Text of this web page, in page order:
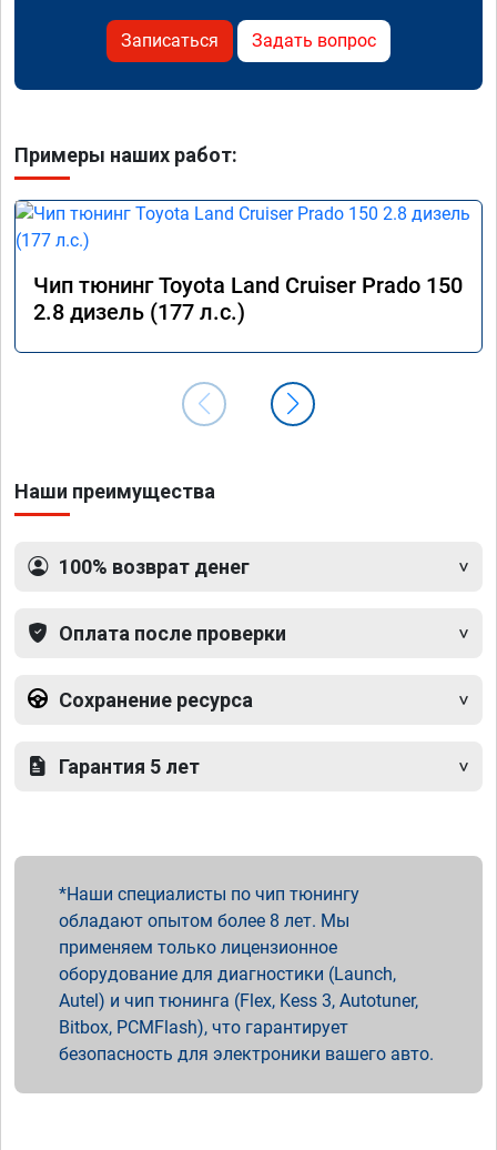
Записаться Задать вопрос
Примеры наших работ:
Чип тюнинг Toyota Land Cruiser Prado 150
2.8 дизель (177 л.с.)
Наши преимущества
100% возврат денег
Оплата после проверки
Сохранение ресурса
Гарантия 5 лет
Наши специалисты по чип тюнингу
обладают опытом более 8 лет. Мы
применяем только лицензионное
оборудование для диагностики (Launch,
Autel) и чип тюнинга (Flex, Kess 3, Autotuner,
Bitbox, PCMFlash), что гарантирует
безопасность для электроники вашего авто.